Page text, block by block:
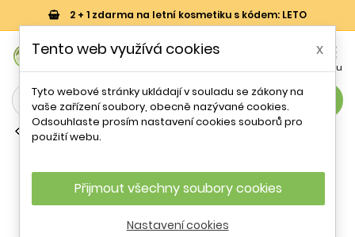
2 + 1 zdarma na letní kosmetiku s kódem: LETO

Menu
search
Parfémy (P)
100 ml
- 62 %
Tento web využívá cookies x
Tyto webové stránky ukládají v souladu se zákony na
vaše zařízení soubory, obecně nazývané cookies.
Odsouhlaste prosím nastavení cookies souborů pro
použití webu.
Přijmout všechny soubory cookies
Nastavení cookies